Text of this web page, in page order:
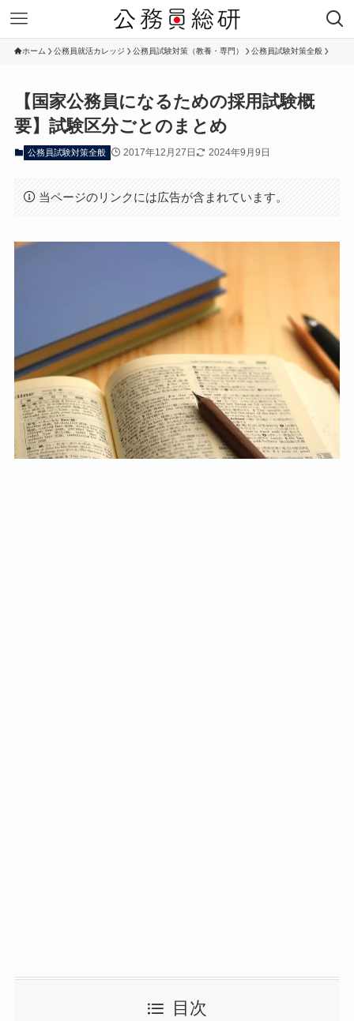
ホーム 公務員就活カレッジ 公務員試験対策（教養・専門） 公務員試験対策全般
【国家公務員になるための採用試験概
要】試験区分ごとのまとめ
公務員試験対策全般 2017年12月27日 2024年9月9日
当ページのリンクには広告が含まれています。
目次